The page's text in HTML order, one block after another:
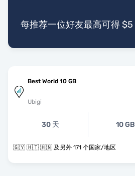
每推荐一位好友最高可得 $5
Best World 10 GB
Ubigi
30 天 10 GB
🇬🇾 🇭🇹 🇭🇳 及另外 171 个国家/地区